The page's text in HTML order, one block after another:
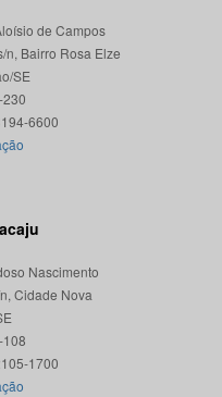
de Campos
n, Bairro Rosa Elze
SE
Nascimento
Cidade Nova